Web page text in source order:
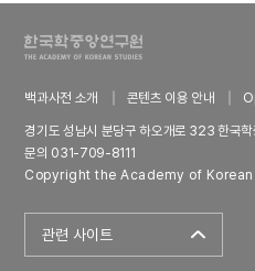
백과사전 소개 콘텐츠 이용 안내
경기도 성남시 분당구 하오개로 323 한국
문의 031-709-8111
Copyright the Academy of
관련 사이트